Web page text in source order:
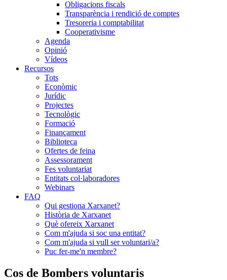
Obligacions fiscals
Transparència i rendició de comptes
Tresoreria i comptabilitat
Cooperativisme
Agenda
Opinió
Vídeos
Recursos
Tots
Econòmic
Jurídic
Projectes
Tecnològic
Formació
Finançament
Biblioteca
Ofertes de feina
Assessorament
Fes voluntariat
Entitats col·laboradores
Webinars
FAQ
Qui gestiona Xarxanet?
Història de Xarxanet
Què ofereix Xarxanet
Com m'ajuda si soc una entitat?
Com m'ajuda si vull ser voluntari/a?
Puc fer-me'n membre?
Cos de Bombers voluntaris